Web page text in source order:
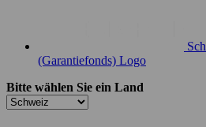
(Garantiefonds) Logo
Bitte wählen Sie ein Land